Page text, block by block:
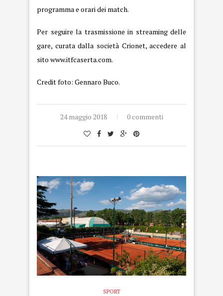
programma e orari dei match.
Per seguire la trasmissione in streaming delle
gare, curata dalla società Crionet, accedere al
sito www.itfcaserta.com.
Credit foto: Gennaro Buco.
24 maggio 2018 0 commenti
SPORT